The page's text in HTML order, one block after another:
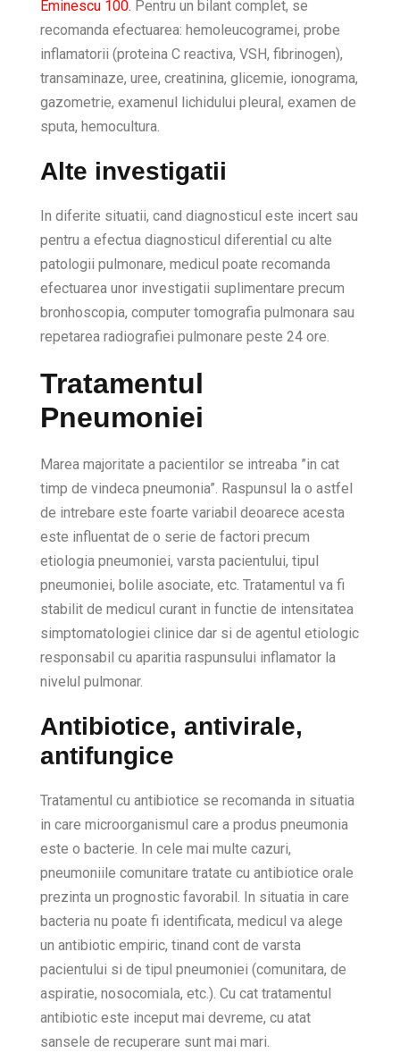
Eminescu 100. Pentru un bilant complet, se
recomanda efectuarea: hemoleucogramei, probe
inflamatorii (proteina C reactiva, VSH, fibrinogen),
transaminaze, uree, creatinina, glicemie, ionograma,
gazometrie, examenul lichidului pleural, examen de
sputa, hemocultura.
Alte investigatii
In diferite situatii, cand diagnosticul este incert sau
pentru a efectua diagnosticul diferential cu alte
patologii pulmonare, medicul poate recomanda
efectuarea unor investigatii suplimentare precum
bronhoscopia, computer tomografia pulmonara sau
repetarea radiografiei pulmonare peste 24 ore.
Tratamentul
Pneumoniei
Marea majoritate a pacientilor se intreaba ”in cat
timp de vindeca pneumonia”. Raspunsul la o astfel
de intrebare este foarte variabil deoarece acesta
este influentat de o serie de factori precum
etiologia pneumoniei, varsta pacientului, tipul
pneumoniei, bolile asociate, etc. Tratamentul va fi
stabilit de medicul curant in functie de intensitatea
simptomatologiei clinice dar si de agentul etiologic
responsabil cu aparitia raspunsului inflamator la
nivelul pulmonar.
Antibiotice, antivirale,
antifungice
Tratamentul cu antibiotice se recomanda in situatia
in care microorganismul care a produs pneumonia
este o bacterie. In cele mai multe cazuri,
pneumoniile comunitare tratate cu antibiotice orale
prezinta un prognostic favorabil. In situatia in care
bacteria nu poate fi identificata, medicul va alege
un antibiotic empiric, tinand cont de varsta
pacientului si de tipul pneumoniei (comunitara, de
aspiratie, nosocomiala, etc.). Cu cat tratamentul
antibiotic este inceput mai devreme, cu atat
sansele de recuperare sunt mai mari.